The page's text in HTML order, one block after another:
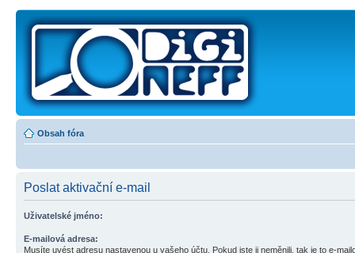
Obsah fóra
Poslat aktivační e-mail
Uživatelské jméno:
E-mailová adresa:
Musíte uvést adresu nastavenou u vašeho účtu. Pokud jste ji neměnili, tak je to e-